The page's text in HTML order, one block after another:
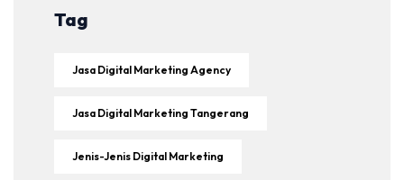
Tag
Jasa Digital Marketing Agency
Jasa Digital Marketing Tangerang
Jenis-Jenis Digital Marketing